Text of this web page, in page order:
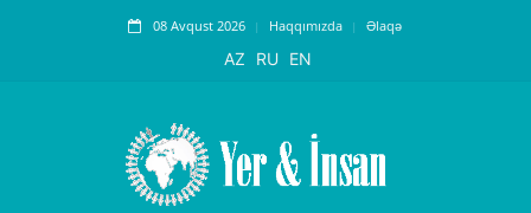
08 Avqust 2026 Haqqımızda Əlaqə
AZ RU EN